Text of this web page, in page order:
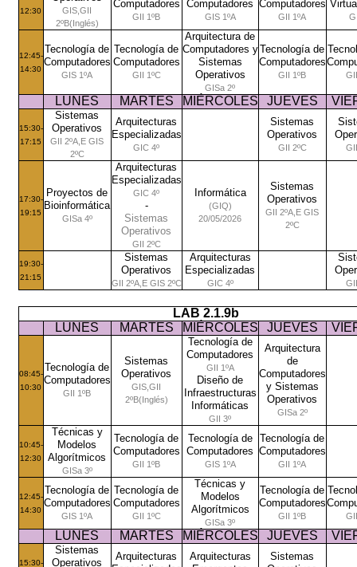
12:30
GIS,GII
2ºB(Inglés)
Computadores
GII 1ºB
Computadores
GIS 1ºA
Computadores
GII 1ºA
12:45-
14:30
Tecnología de
Computadores
GIS 1ºA
Tecnología de
Computadores
GII 1ºC
Arquitectura de
Computadores y
Sistemas
Operativos
GISa 2º
Tecnología de
Computadores
GII 1ºB
LUNES MARTES MIÉRCOLES JUEVES
15:30-
17:15
Sistemas
Operativos
GII 2ºA,E GIS
2ºC
Arquitecturas
Especializadas
GIC 4º
Sistemas
Operativos
GII 2ºC
17:30-
19:15
Proyectos de
Bioinformática
GISa 4º
Arquitecturas
Especializadas
GIC 4º
-
Sistemas
Operativos
GII 2ºC
Informática
(GIQ)
20/05/2026
Sistemas
Operativos
GII 2ºA,E GIS
2ºC
19:30-
21:15
Sistemas
Operativos
GII 2ºA,E GIS 2ºC
Arquitecturas
Especializadas
GIC 4º
LAB 2.1.9b
LUNES
MARTES MIÉRCOLES JUEVES
08:45-
10:30
Tecnología de
Computadores
GII 1ºB
Sistemas
Operativos
GIS,GII
2ºB(Inglés)
Tecnología de
Computadores
GII 1ºA
Diseño de
Infraestructuras
Informáticas
GII 3º
Arquitectura
de
Computadores
y Sistemas
Operativos
GISa 2º
10:45-
12:30
Técnicas y
Modelos
Algorítmicos
GISa 3º
Tecnología de
Computadores
GII 1ºB
Tecnología de
Computadores
GIS 1ºA
Tecnología de
Computadores
GII 1ºA
12:45-
14:30
Tecnología de
Computadores
GIS 1ºA
Tecnología de
Computadores
GII 1ºC
Técnicas y
Modelos
Algorítmicos
GISa 3º
Tecnología de
Computadores
GII 1ºB
LUNES MARTES MIÉRCOLES JUEVES
15:30-
Sistemas
Operativos
Arquitecturas
Arquitecturas
Sistemas